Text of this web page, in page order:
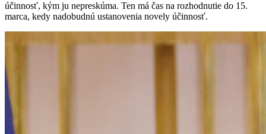
účinnosť, kým ju nepreskúma. Ten má čas na rozhodnutie do 15.
marca, kedy nadobudnú ustanovenia novely účinnosť.